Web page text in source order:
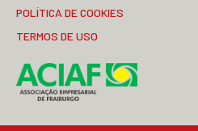
POLÍTICA DE COOKIES
TERMOS DE USO